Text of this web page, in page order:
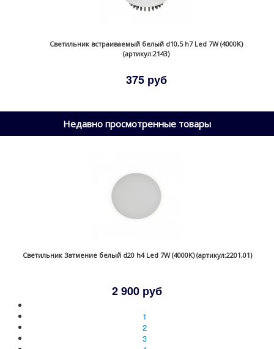
Светильник встраиваемый белый d10,5 h7 Led 7W (4000K)
(артикул:2143)
375 руб
Недавно просмотренные товары
Светильник Затмение белый d20 h4 Led 7W (4000K) (артикул:2201,01)
2 900 руб
1
2
3